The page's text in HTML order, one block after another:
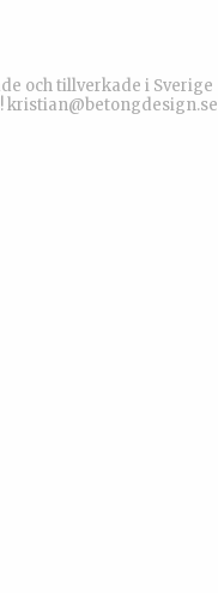
och tillverkade i Sverige
kristian@betongdesign.se